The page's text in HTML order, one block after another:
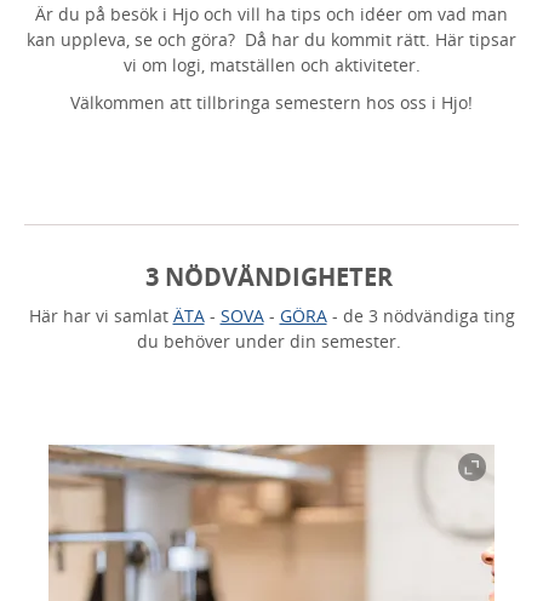
Är du på besök i Hjo och vill ha tips och idéer om vad man
kan uppleva, se och göra? Då har du kommit rätt. Här tipsar
vi om logi, matställen och aktiviteter.
Välkommen att tillbringa semestern hos oss i Hjo!
3 NÖDVÄNDIGHETER
Här har vi samlat ÄTA- SOVA- GÖRA- de 3 nödvändiga ting
du behöver under din semester.